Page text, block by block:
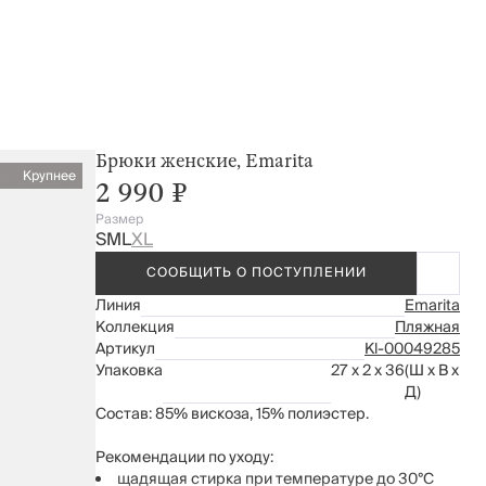
Крупнее
Брюки женские, Emarita
2 990 ₽
Размер
SMLXL
СООБЩИТЬ О ПОСТУПЛЕНИИ
Линия
Emarita
Коллекция
Пляжная
Артикул
Kl-00049285
Упаковка
27 x 2 x 36(Ш x В x
Д)
Состав: 85% вискоза, 15% полиэстер.
Рекомендации по уходу:
щадящая стирка при температуре до 30°С